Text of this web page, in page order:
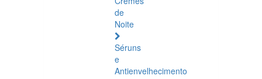
de
Noite
Séruns
e
Antienvelhecimento